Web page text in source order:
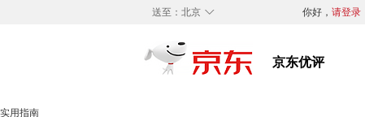
◇
送至： 北京 你好， 请登录
实用指南